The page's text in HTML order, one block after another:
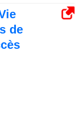
de